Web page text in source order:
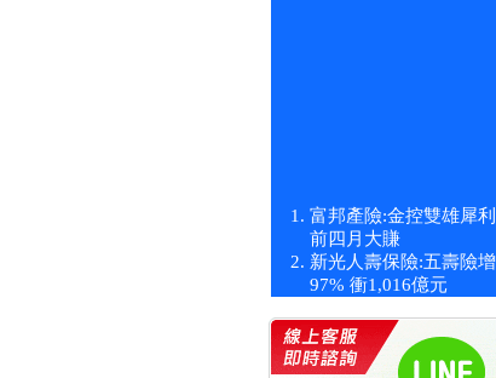
富邦產險:金控雙雄犀利
前四月大賺
新光人壽保險:五壽險增
97% 衝1,016億元
統一投信:原型ETF六強
漲逾九成
統一投信:主動式ETF溢
價 被盯上